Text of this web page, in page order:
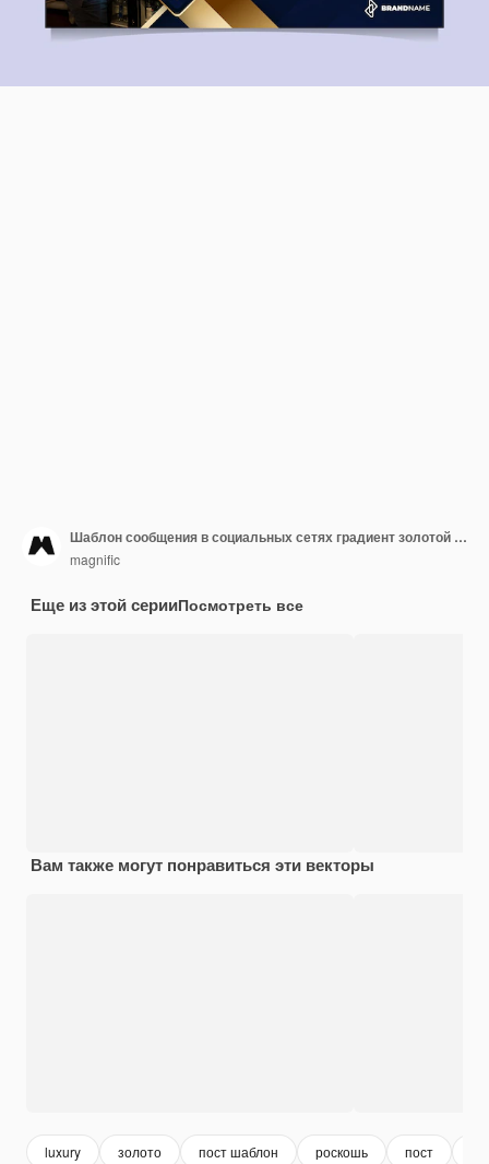
Шаблон сообщения в социальных сетях градиент золотой роскоши
magnific
Еще из этой серииПосмотреть все
Вам также могут понравиться эти векторы
luxury золото пост шаблон роскошь пост